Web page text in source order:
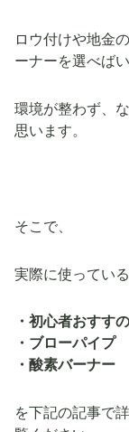
ロウ付けや地金
ーナーを選べば
環境が整わず、
思います。
そこで、
実際に使ってい
・初心者おすす
・ブローパイプ
・酸素バーナー
を下記の記事で